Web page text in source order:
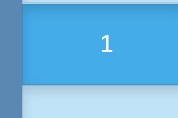
1